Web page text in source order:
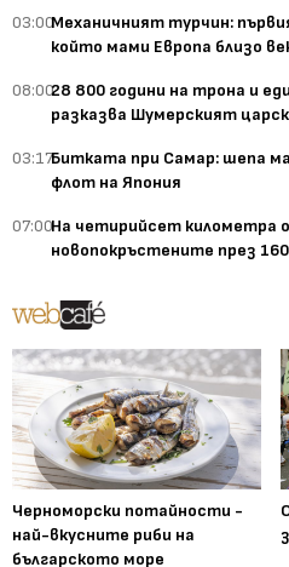
03:00Механичният турчин:
който мами Европа близо
08:0028 800 години на трона и
разказва Шумерският
03:17Битката при Самар: шепа
флот на Япония
07:00На четирийсет километра
новопокръстените през
Черноморски потайности -
най-вкусните риби на
българското море